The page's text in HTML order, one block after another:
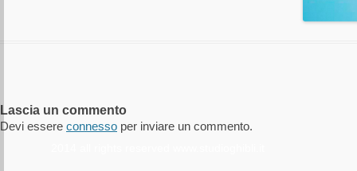
Lascia un commento
Devi essere connesso per inviare un commento.